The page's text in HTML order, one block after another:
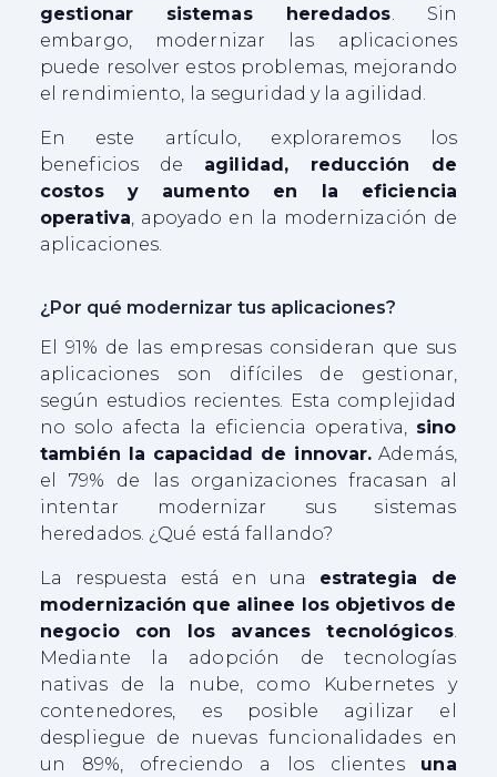
gestionar sistemas heredados. Sin
embargo, modernizar las aplicaciones
puede resolver estos problemas, mejorando
el rendimiento, la seguridad y la agilidad.
En este artículo, exploraremos los
beneficios de agilidad, reducción de
costos y aumento en la eficiencia
operativa, apoyado en la modernización de
aplicaciones.
¿Por qué modernizar tus aplicaciones?
El 91% de las empresas consideran que sus
aplicaciones son difíciles de gestionar,
según estudios recientes. Esta complejidad
no solo afecta la eficiencia operativa, sino
también la capacidad de innovar. Además,
el 79% de las organizaciones fracasan al
intentar modernizar sus sistemas
heredados. ¿Qué está fallando?
La respuesta está en una estrategia de
modernización que alinee los objetivos de
negocio con los avances tecnológicos.
Mediante la adopción de tecnologías
nativas de la nube, como Kubernetes y
contenedores, es posible agilizar el
despliegue de nuevas funcionalidades en
un 89%, ofreciendo a los clientes una